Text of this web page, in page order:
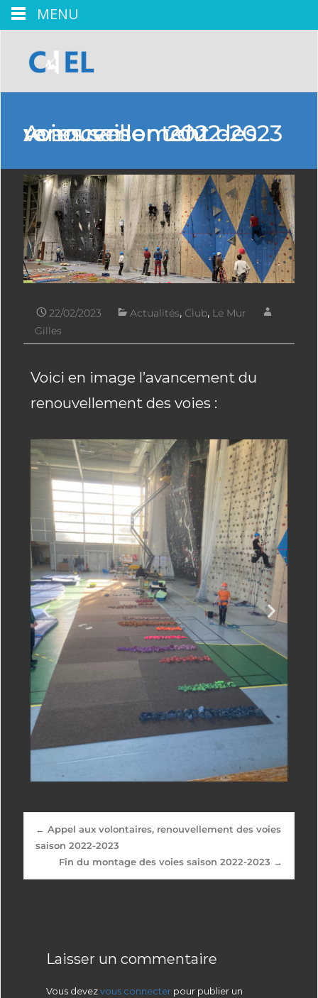
Avancement du renouvellement des voies saison 2022-2023
22/02/2023 Actualités, Club, Le Mur
Gilles
Voici en image l’avancement du
renouvellement des voies :
← Appel aux volontaires, renouvellement des voies
saison 2022-2023
Fin du montage des voies saison 2022-2023 →
Laisser un commentaire
Vous devez vous connecter pour publier un
MENU